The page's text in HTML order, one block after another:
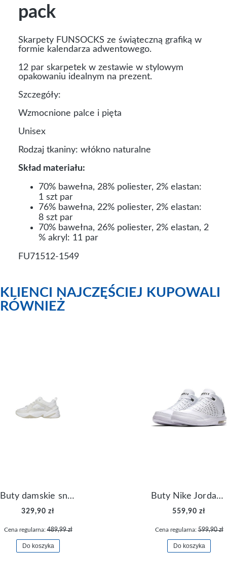
pack
Skarpety FUNSOCKS ze świąteczną grafiką w
formie kalendarza adwentowego.
12 par skarpetek w zestawie w stylowym
opakowaniu idealnym na prezent.
Szczegóły:
Wzmocnione palce i pięta
Unisex
Rodzaj tkaniny: włókno naturalne
Skład materiału:
70% bawełna, 28% poliester, 2% elastan:
1 szt par
76% bawełna, 22% poliester, 2% elastan:
8 szt par
70% bawełna, 26% poliester, 2% elastan, 2
% akryl: 11 par
FU71512-1549
KLIENCI NAJCZĘŚCIEJ KUPOWALI
RÓWNIEŻ
Buty damskie sneakersy Nike M2K Tekno AO3108-006
329,90 zł
Cena regularna:489,99 zł
Do koszyka
Buty Nike Jordan Flight Origin 4 921196-100
559,90 zł
Cena regularna:599,90 zł
Do koszyka